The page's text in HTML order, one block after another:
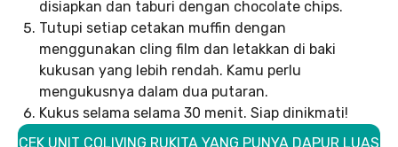
disiapkan dan taburi dengan chocolate chips.
Tutupi setiap cetakan muffin dengan
menggunakan cling film dan letakkan di baki
kukusan yang lebih rendah. Kamu perlu
mengukusnya dalam dua putaran.
Kukus selama selama 30 menit. Siap dinikmati!
CEK UNIT COLIVING RUKITA YANG PUNYA DAPUR LUAS